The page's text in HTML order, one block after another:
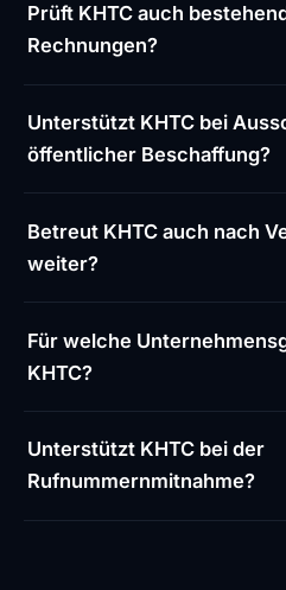
Prüft KHTC auch
Rechnungen?
Unterstützt KHTC bei
öffentlicher Beschaffung?
Betreut KHTC auch nach
weiter?
Für welche
KHTC?
Unterstützt KHTC bei der
Rufnummernmitnahme?